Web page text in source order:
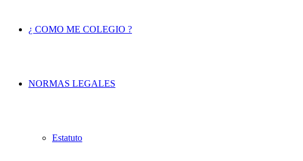
¿ COMO ME COLEGIO ?
NORMAS LEGALES
Estatuto